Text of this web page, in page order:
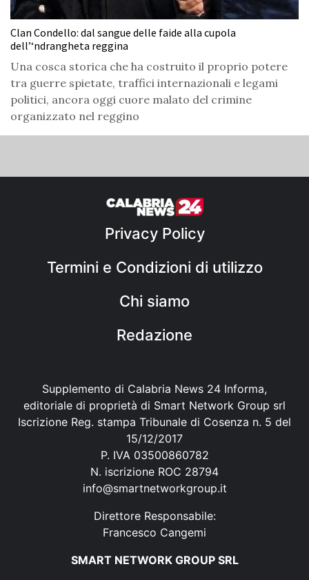
Clan Condello: dal sangue delle faide alla cupola
dell’‘ndrangheta reggina
Una cosca storica che ha costruito il proprio potere
tra guerre spietate, traffici internazionali e legami
politici, ancora oggi cuore malato del crimine
organizzato nel reggino
Privacy Policy
Termini e Condizioni di utilizzo
Chi siamo
Redazione
Supplemento di Calabria News 24 Informa,
editoriale di proprietà di Smart Network Group srl
Iscrizione Reg. stampa Tribunale di Cosenza n. 5 del
15/12/2017
P. IVA 03500860782
N. iscrizione ROC 28794
info@smartnetworkgroup.it
Direttore Responsabile:
Francesco Cangemi
SMART NETWORK GROUP SRL